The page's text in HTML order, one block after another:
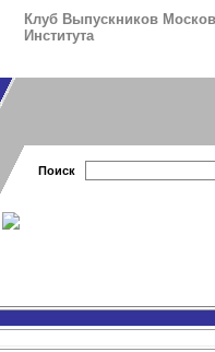
Клуб Выпускников
Института
Поиск